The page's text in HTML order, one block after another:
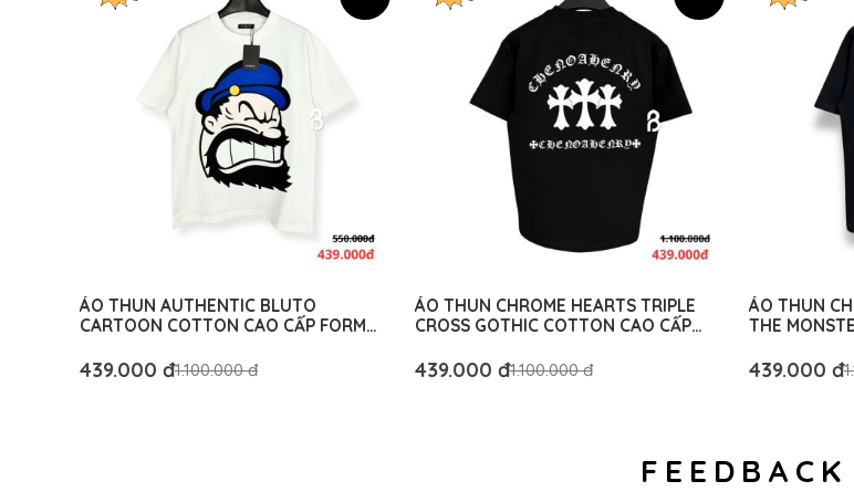
ÁO THUN AUTHENTIC BLUTO
CARTOON COTTON CAO CẤP FORM
439.000 đ1.100.000 đ
ÁO THUN CHROME HEARTS TRIPLE
CROSS GOTHIC COTTON CAO CẤP
439.000 đ1.100.000 đ
ÁO THUN
THE
439.000 đ
FEEDBACK